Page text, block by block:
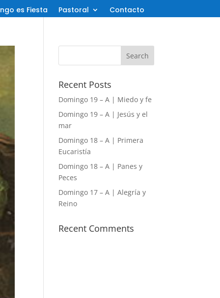
es Fiesta Pastoral Contacto
Recent Posts
Domingo 19 – A | Miedo y fe
Domingo 19 – A | Jesús y el
mar
Domingo 18 – A | Primera
Eucaristía
Domingo 18 – A | Panes y
Peces
Domingo 17 – A | Alegría y
Reino
Recent Comments